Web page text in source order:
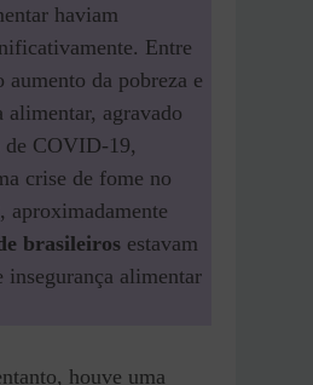
haviam
Entre
aumento da pobreza e
alimentar, agravado
de COVID-19,
crise de fome no
aproximadamente
brasileiros estavam
insegurança alimentar
houve uma